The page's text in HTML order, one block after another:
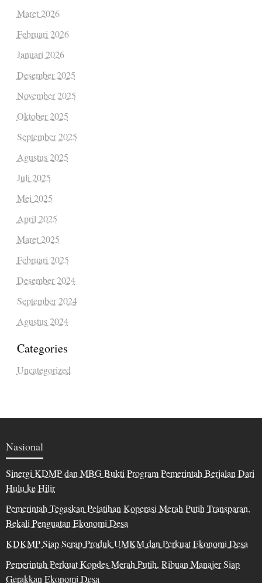
Maret 2026
Februari 2026
Januari 2026
Desember 2025
November 2025
Oktober 2025
September 2025
Agustus 2025
Juli 2025
Mei 2025
April 2025
Maret 2025
Februari 2025
Desember 2024
September 2024
Agustus 2024
Categories
Uncategorized
Nasional
Sinergi KDMP dan MBG Bukti Program Pemerintah Berjalan Dari
Hulu ke Hilir
Pemerintah Tegaskan Pelatihan Koperasi Merah Putih Transparan,
Bekali Penguatan Ekonomi Desa
KDKMP Siap Serap Produk UMKM dan Perkuat Ekonomi Desa
Pemerintah Perkuat Kopdes Merah Putih, Ribuan Manajer Siap
Gerakkan Ekonomi Desa